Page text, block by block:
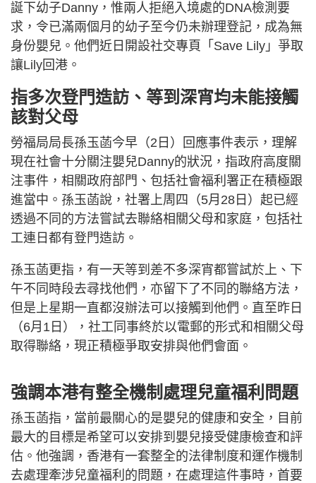
誕下幼子Danny，惟兩人拒絕入境處的DNA檢測要
求，令已滿兩個月的幼子至今仍未辦理登記，成為無
身份嬰兒。他們近日開設社交專頁「Save Lily」爭取
讓Lily回港。
指多次登門造訪、等到深宵均未能接觸
該對父母
勞福局局長孫玉菡今早（2日）回應事件表示，理解
現在社會十分關注嬰兒Danny的狀況，指政府高度關
注事件，相關政府部門、包括社會福利署正在積極跟
進當中。孫玉菡說，社署上周四（5月28日）起已經
透過不同的方法嘗試去聯絡相關父母和家庭，包括社
工連日都有登門造訪。
孫玉菡更指，有一天等到差不多深宵都嘗試於上、下
午不同時段去尋找他們，亦留下了不同的聯絡方法，
但是上星期一直都沒辦法可以接觸到他們。直至昨日
（6月1日），社工同事終於以電郵的形式和相關父母
取得聯絡，現正積極爭取安排與他們會面。
強調本港有整全機制處理兒童福利問題
孫玉菡指，當前最關心的是嬰兒的健康和安全，目前
最大的目標是希望可以安排到嬰兒接受健康檢查和評
估。他強調，香港有一套整全的法律制度和運作機制
去處理牽涉兒童福利的問題，在處理這件事時，首要